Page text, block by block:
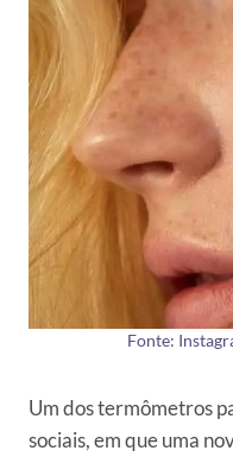
Fonte:
Um dos termômetros
sociais, em que uma